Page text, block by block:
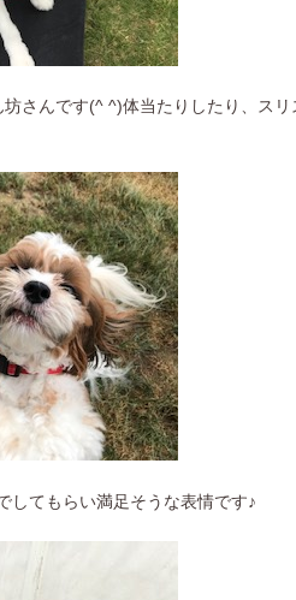
さんです(^ ^)体当たりしたり、ス
してもらい満足そうな表情です♪